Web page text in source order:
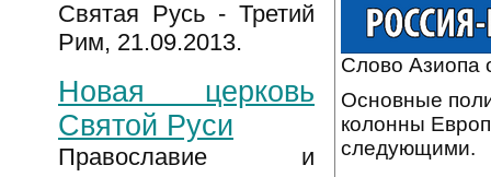
Святая Русь - Третий
Рим, 21.09.2013.
Новая церковь
Святой Руси
Православие и
Слово Азиопа
Основные
колонны
следующими.